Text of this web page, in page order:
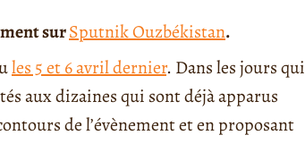
surSputnik Ouzbékistan.
les 5 et 6 avril dernier. Dans les jours qui
aux dizaines qui sont déjà apparus
de l’évènement et en proposant